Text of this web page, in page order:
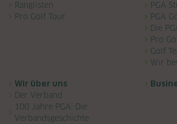
Ranglisten
Pro Golf Tour
PGA
PGA
Die
Pro
Golf
Wir
Wir über uns
Der Verband
100 Jahre PGA: Die
Verbandsgeschichte